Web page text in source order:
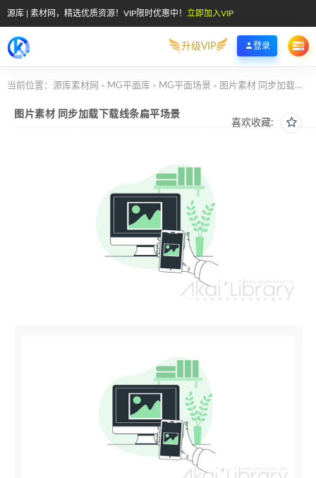
源库 | 素材网，精选优质资源！VIP限时优惠中！ 立即加入VIP
升级VIP 登录
当前位置： 源库素材网 > MG平面库 > MG平面场景 > 图片素材 同步加载下载线条扁平场景
喜欢收藏:
图片素材 同步加载下载线条扁平场景